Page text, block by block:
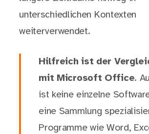
unterschiedlichen Kontexten
weiterverwendet.
Hilfreich ist der
mit Microsoft Office.
ist keine einzelne
eine Sammlung
Programme wie Word,